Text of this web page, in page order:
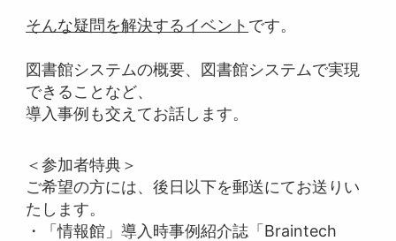
そんな疑問を解決するイベント です。
図書館システムの概要、図書館システムで実現
できることなど、
導入事例も交えてお話します。
＜参加者特典＞
ご希望の方には、後日以下を郵送にてお送りい
たします。
・「情報館」導入時事例紹介誌「Braintech